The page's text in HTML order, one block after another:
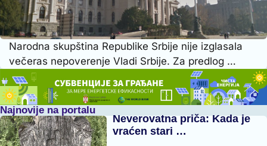
Narodna skupština Republike Srbije nije izglasala
večeras nepoverenje Vladi Srbije. Za predlog …
Najnovije na portalu
Neverovatna priča: Kada je
vraćen stari …